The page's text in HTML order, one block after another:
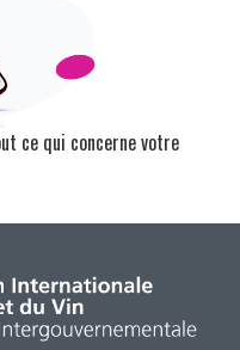
ce qui concerne votre